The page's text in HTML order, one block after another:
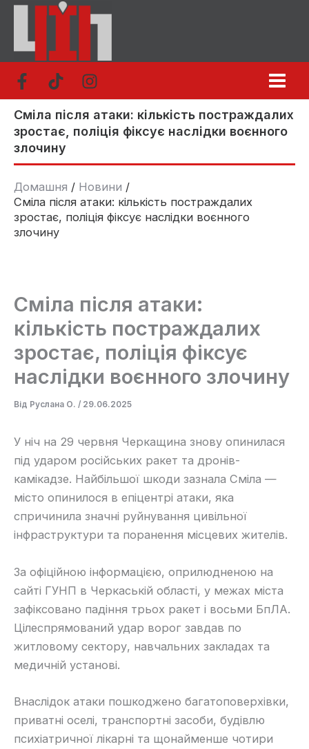
Перейти
вмісту
Сміла після атаки: кількість постраждалих
зростає, поліція фіксує наслідки воєнного
злочину
Домашня
Новини
Сміла після атаки: кількість постраждалих
зростає, поліція фіксує наслідки воєнного
злочину
Сміла після атаки:
кількість постраждалих
зростає, поліція фіксує
наслідки воєнного злочину
Від Руслана О. / 29.06.2025
У ніч на 29 червня Черкащина знову опинилася
під ударом російських ракет та дронів-
камікадзе. Найбільшої шкоди зазнала Сміла —
місто опинилося в епіцентрі атаки, яка
спричинила значні руйнування цивільної
інфраструктури та поранення місцевих жителів.
За офіційною інформацією, оприлюдненою на
сайті ГУНП в Черкаській області, у межах міста
зафіксовано падіння трьох ракет і восьми БпЛА.
Цілеспрямований удар ворог завдав по
житловому сектору, навчальних закладах та
медичній установі.
Внаслідок атаки пошкоджено багатоповерхівки,
приватні оселі, транспортні засоби, будівлю
психіатричної лікарні та щонайменше чотири